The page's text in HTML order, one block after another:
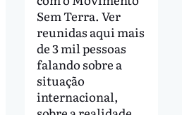
Sem Terra. Ver
reunidas aqui mais
de 3 mil pessoas
falando sobre a
situação
internacional,